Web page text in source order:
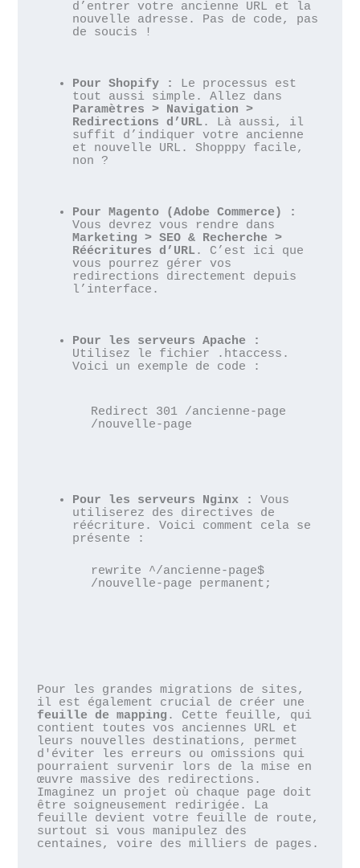
d’entrer votre ancienne URL et la
nouvelle adresse. Pas de code, pas
de soucis !
Pour Shopify :
Le processus est
Paramètres > Navigation >
Redirections d’URL. Là aussi, il
suffit d’indiquer votre ancienne
et nouvelle URL. Shopppy facile,
non ?
Pour Magento (Adobe Commerce) :
Marketing > SEO & Recherche >
Réécritures d’URL. C’est ici que
vous pourrez gérer vos
redirections directement depuis
l’interface.
Pour les serveurs Apache :
Utilisez le fichier .htaccess.
Voici un exemple de code :
Redirect 301 /ancienne-page
/nouvelle-page
Pour les serveurs Nginx :
Vous
utiliserez des directives de
réécriture. Voici comment cela se
rewrite ^/ancienne-page$
/nouvelle-page permanent;
Pour les grandes migrations de sites,
feuille de mapping . Cette feuille, qui
contient toutes vos anciennes URL et
leurs nouvelles destinations, permet
d'éviter les erreurs ou omissions qui
pourraient survenir lors de la mise en
œuvre massive des redirections.
Imaginez un projet où chaque page doit
être soigneusement redirigée. La
feuille devient votre feuille de route,
surtout si vous manipulez des
centaines, voire des milliers de pages.